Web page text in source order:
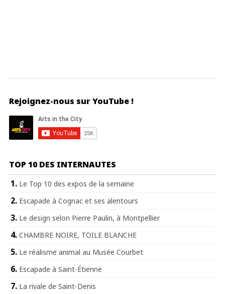
Rejoignez-nous sur YouTube !
TOP 10 DES INTERNAUTES
Le Top 10 des expos de la semaine
Escapade à Cognac et ses alentours
Le design selon Pierre Paulin, à Montpellier
CHAMBRE NOIRE, TOILE BLANCHE
Le réalisme animal au Musée Courbet
Escapade à Saint-Étienne
La rivale de Saint-Denis